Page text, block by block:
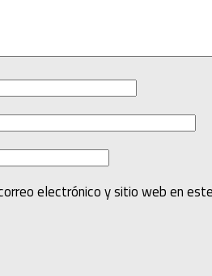
electrónico y sitio web en